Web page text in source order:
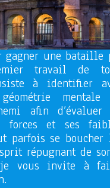
gagner une
travail de
à identifier
afin d’évaluer
forces et ses
se boucher
répugnant de
je vous invite à